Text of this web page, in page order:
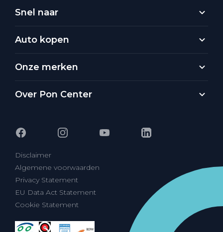
Snel naar
Auto kopen
Onze merken
Over Pon Center
Disclaimer
Algemene voorwaarden
Privacy Statement
EU Data Act Statement
Cookie Statement